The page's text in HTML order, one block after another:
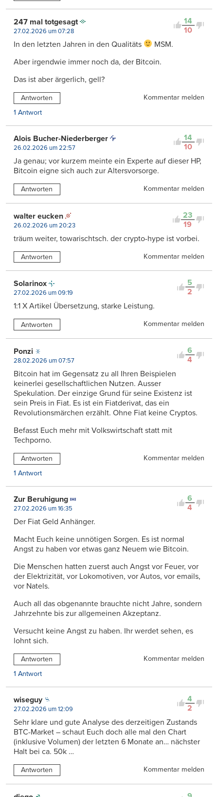
14
10
247 mal totgesagt
27.02.2026 um 07:28
In den letzten Jahren in den Qualitäts
MSM.
Aber irgendwie immer noch da, der Bitcoin.
Das ist aber ärgerlich, gell?
Antworten
Kommentar melden
1 Antwort
14
10
Alois Bucher-Niederberger
26.02.2026 um 22:57
Ja genau; vor kurzem meinte ein Experte auf dieser HP,
Bitcoin eigne sich auch zur Altersvorsorge.
Antworten Kommentar melden
23
19
walter eucken
26.02.2026 um 20:23
träum weiter, towarischtsch. der crypto-hype ist vorbei.
Antworten Kommentar melden
5
2
Solarinox
27.02.2026 um 09:19
1:1 X Artikel Übersetzung, starke Leistung.
Antworten Kommentar melden
6
4
Ponzi
28.02.2026 um 07:57
Bitcoin hat im Gegensatz zu all Ihren Beispielen
keinerlei gesellschaftlichen Nutzen. Ausser
Spekulation. Der einzige Grund für seine Existenz ist
sein Preis in Fiat. Es ist ein Fiatderivat, das ein
Revolutionsmärchen erzählt. Ohne Fiat keine Cryptos.
Befasst Euch mehr mit Volkswirtschaft statt mit
Techporno.
Antworten
Kommentar melden
1 Antwort
6
4
Zur Beruhigung
27.02.2026 um 16:35
Der Fiat Geld Anhänger.
Macht Euch keine unnötigen Sorgen. Es ist normal
Angst zu haben vor etwas ganz Neuem wie Bitcoin.
Die Menschen hatten zuerst auch Angst vor Feuer, vor
der Elektrizität, vor Lokomotiven, vor Autos, vor emails,
vor Natels.
Auch all das obgenannte brauchte nicht Jahre, sondern
Jahrzehnte bis zur allgemeinen Akzeptanz.
Versucht keine Angst zu haben. Ihr werdet sehen, es
lohnt sich.
Antworten
Kommentar melden
1 Antwort
4
2
wiseguy
27.02.2026 um 12:09
Sehr klare und gute Analyse des derzeitigen Zustands
BTC-Market – schaut Euch doch alle mal den Chart
(inklusive Volumen) der letzten 6 Monate an… nächster
Halt bei ca. 50k …
Antworten Kommentar melden